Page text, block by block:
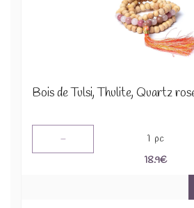
- 1 pc
18.9€